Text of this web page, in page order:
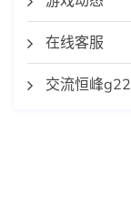
在线客服
交流恒峰